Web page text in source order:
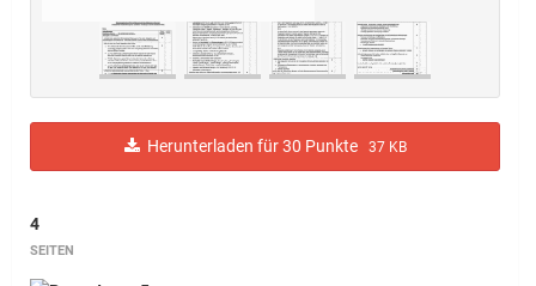
Herunterladen für 30 Punkte 37 KB
4
SEITEN